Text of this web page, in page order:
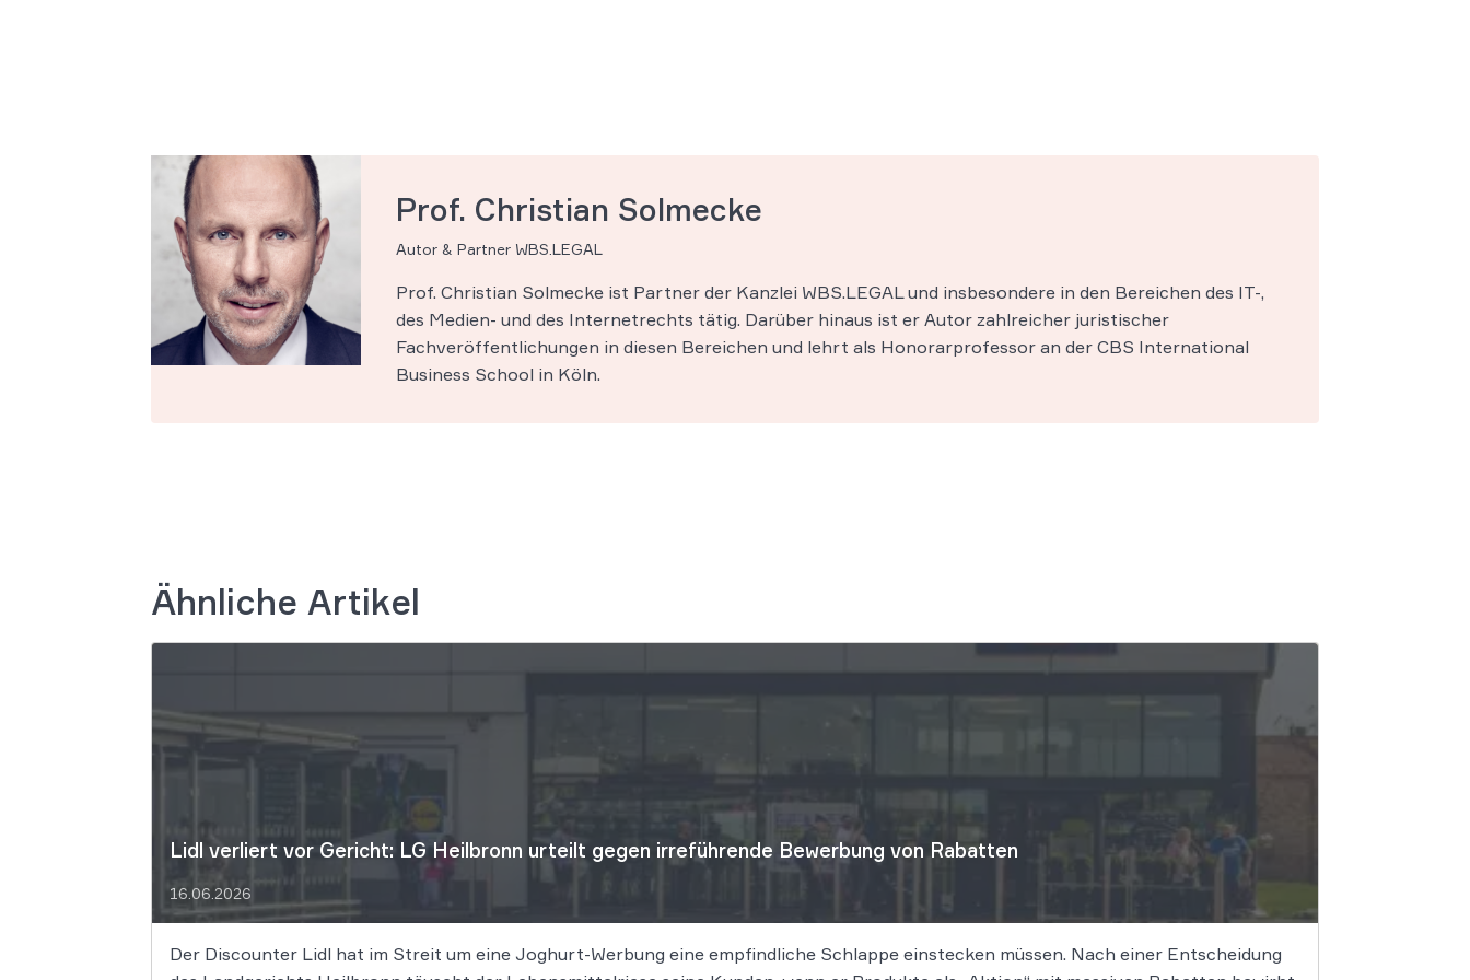
Prof. Christian Solmecke
Autor & Partner WBS.LEGAL
Prof. Christian Solmecke ist Partner der Kanzlei WBS.LEGAL und insbesondere in den Bereichen des IT-,
des Medien- und des Internetrechts tätig. Darüber hinaus ist er Autor zahlreicher juristischer
Fachveröffentlichungen in diesen Bereichen und lehrt als Honorarprofessor an der CBS International
Business School in Köln.
Ähnliche Artikel
Lidl verliert vor Gericht: LG Heilbronn urteilt gegen irreführende Bewerbung von Rabatten
16.06.2026
Der Discounter Lidl hat im Streit um eine Joghurt-Werbung eine empfindliche Schlappe einstecken müssen. Nach einer Entscheidung